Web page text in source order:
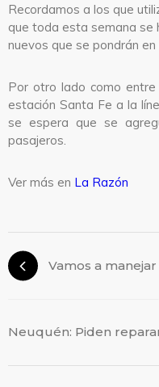
Recordamos a los que
que toda esta semana se
nuevos que se pondrán
Por otro lado como
estación Santa Fe a la
se espera que se
pasajeros.
Ver más en La Razón
Vamos a